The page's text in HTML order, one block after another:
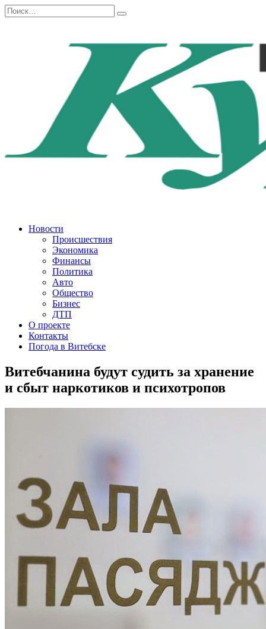
Перейти
к
Search
for:
Новости
Происшествия
Экономика
Финансы
Политика
Авто
Общество
Бизнес
ДТП
О проекте
Контакты
Погода в Витебске
Витебчанина будут судить за хранение
и сбыт наркотиков и психотропов